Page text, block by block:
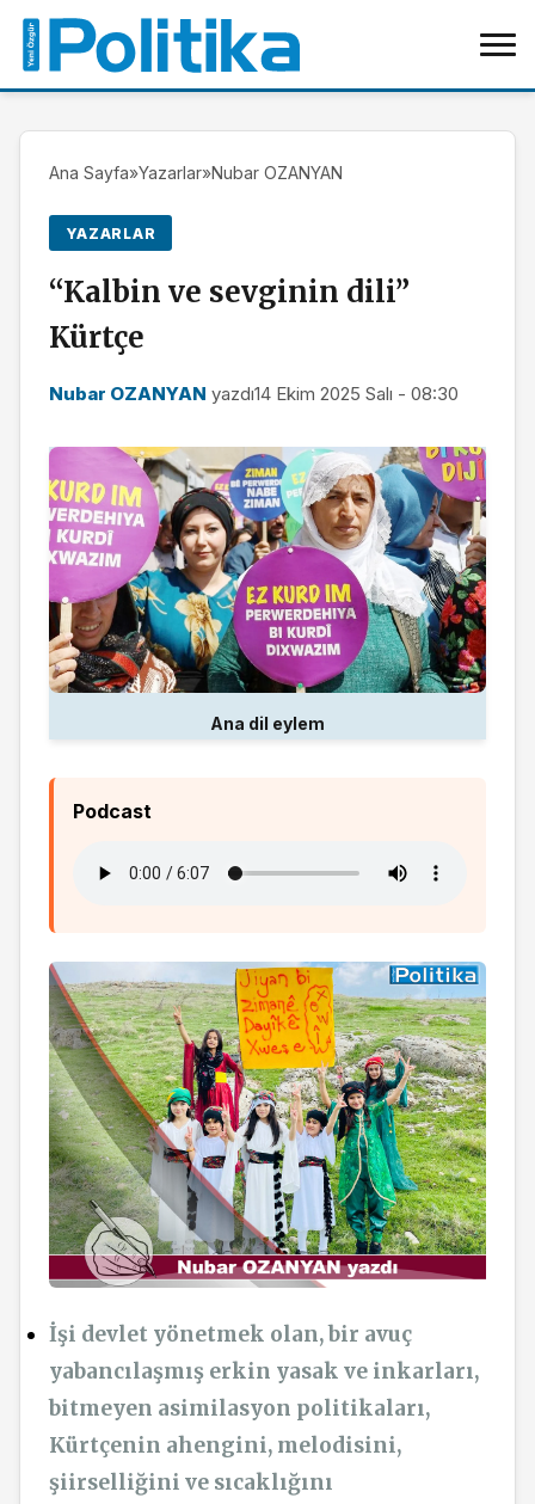
Ana Sayfa»Yazarlar»Nubar OZANYAN
YAZARLAR
“Kalbin ve sevginin dili”
Kürtçe
Nubar OZANYAN yazdı14 Ekim 2025 Salı - 08:30
Ana dil eylem
Podcast
İşi devlet yönetmek olan, bir avuç
yabancılaşmış erkin yasak ve inkarları,
bitmeyen asimilasyon politikaları,
Kürtçenin ahengini, melodisini,
şiirselliğini ve sıcaklığını